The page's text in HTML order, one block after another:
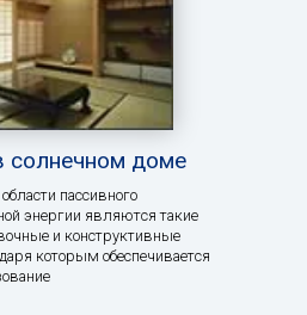
солнечном доме
пассивного
энергии являются такие
и конструктивные
которым обеспечивается